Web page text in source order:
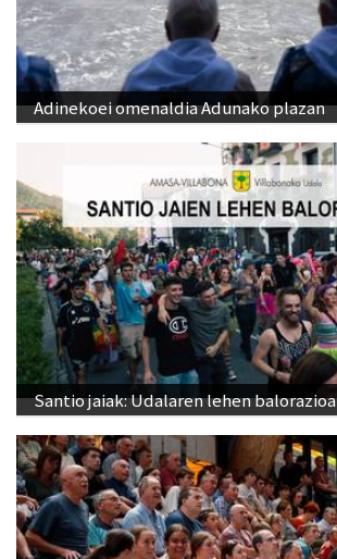
Adinekoei omenaldia Adunako plazan
Santio jaiak: Udalaren lehen balorazioa